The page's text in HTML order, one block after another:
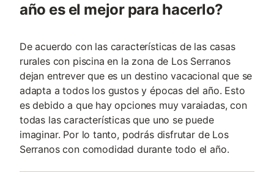
año es el mejor para hacerlo?
De acuerdo con las características de las casas
rurales con piscina en la zona de Los Serranos
dejan entrever que es un destino vacacional que se
adapta a todos los gustos y épocas del año. Esto
es debido a que hay opciones muy varaiadas, con
todas las características que uno se puede
imaginar. Por lo tanto, podrás disfrutar de Los
Serranos con comodidad durante todo el año.